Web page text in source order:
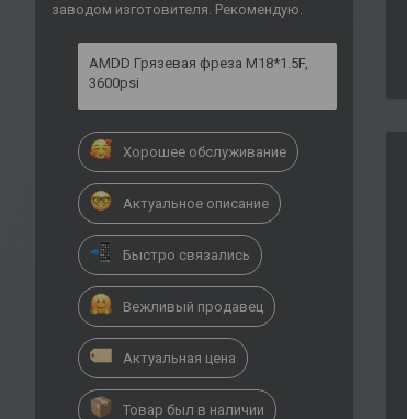
заводом изготовителя. Рекомендую.
AMDD Грязевая фреза M18*1.5F,
3600psi
Хорошее обслуживание
Актуальное описание
Быстро связались
Вежливый продавец
Актуальная цена
Товар был в наличии